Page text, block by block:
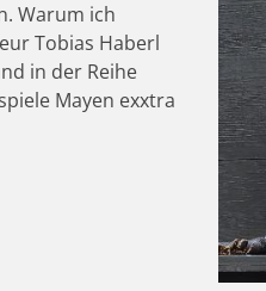
Warum ich
Tobias Haberl
in der Reihe
Mayen exxtra